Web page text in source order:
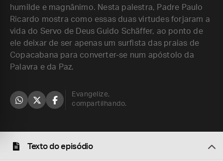
humilde e magnânimo. Nesta palestra, Padre Paulo
Ricardo mostra como essas duas virtudes forjaram a
vida do Servo de Deus Guido Schäffer, ao ponto de
ele deixar de ser apenas um surfista das praias de
Copacabana para converter-se num apóstolo da
Palavra e da Paz.
Evangelize,
compartilhando.
Texto do episódio